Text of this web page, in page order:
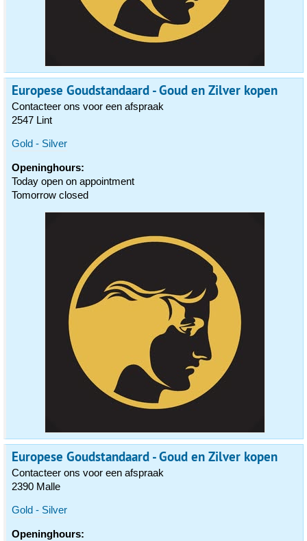
Europese Goudstandaard - Goud en Zilver kopen
Contacteer ons voor een afspraak
2547 Lint
Gold - Silver
Openinghours:
Today open on appointment
Tomorrow closed
Europese Goudstandaard - Goud en Zilver kopen
Contacteer ons voor een afspraak
2390 Malle
Gold - Silver
Openinghours: